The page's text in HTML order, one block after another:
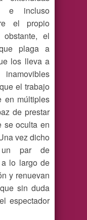
e incluso
el propio
el
plaga a
los lleva a
el trabajo
en múltiples
de prestar
se oculta en
vez dicho
par de
a lo largo de
y renuevan
sin duda
espectador